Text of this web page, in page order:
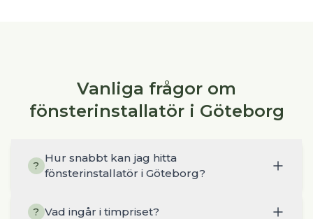
Vanliga frågor om
fönsterinstallatör i Göteborg
?
Hur snabbt kan jag hitta
fönsterinstallatör i Göteborg?
? Vad ingår i timpriset?